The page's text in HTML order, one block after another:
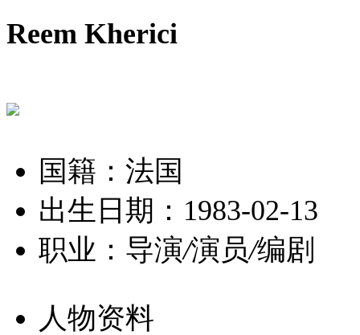
Reem Kherici
国籍：法国
出生日期：1983-02-13
职业：导演/演员/编剧
人物资料